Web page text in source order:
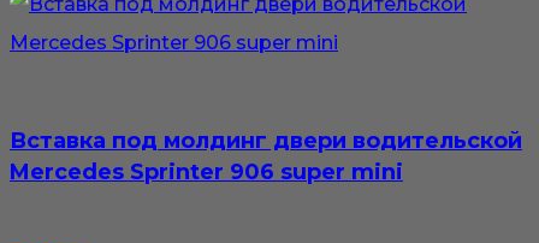
Вставка под молдинг двери водительской
Mercedes Sprinter 906 super mini